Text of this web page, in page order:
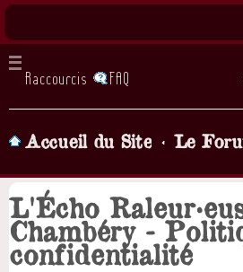
Raccourcis FAQ
Accueil du Site
L'Écho
Chambéry -
confidentialité